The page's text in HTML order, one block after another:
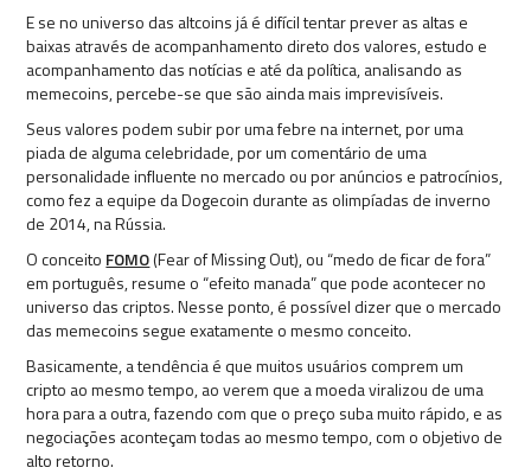
E se no universo das altcoins já é difícil tentar prever as altas e
baixas através de acompanhamento direto dos valores, estudo e
acompanhamento das notícias e até da política, analisando as
memecoins, percebe-se que são ainda mais imprevisíveis.
Seus valores podem subir por uma febre na internet, por uma
piada de alguma celebridade, por um comentário de uma
personalidade influente no mercado ou por anúncios e patrocínios,
como fez a equipe da Dogecoin durante as olimpíadas de inverno
de 2014, na Rússia.
O conceito FOMO(Fear of Missing Out), ou “medo de ficar de fora”
em português, resume o “efeito manada” que pode acontecer no
universo das criptos. Nesse ponto, é possível dizer que o mercado
das memecoins segue exatamente o mesmo conceito.
Basicamente, a tendência é que muitos usuários comprem um
cripto ao mesmo tempo, ao verem que a moeda viralizou de uma
hora para a outra, fazendo com que o preço suba muito rápido, e as
negociações aconteçam todas ao mesmo tempo, com o objetivo de
alto retorno.